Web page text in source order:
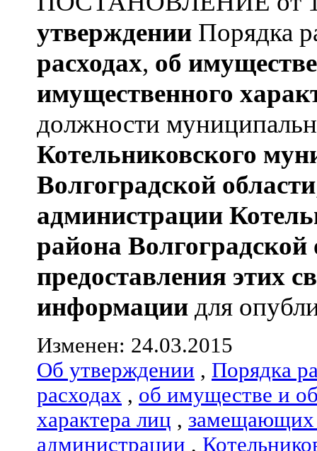
утверждении Порядка
расходах, об
имущественного
должности
Котельниковского
Волгоградской области
администрации
района Волгоградской
предоставления этих
информации для
Изменен: 24.03.2015
Об утверждении , Порядка
расходах , об имуществе и
характера лиц , замещающих
администрации ,